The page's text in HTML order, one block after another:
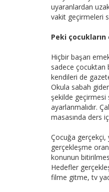
uyaranlardan
vakit geçirmeleri
Peki çocukların
Hiçbir başarı
sadece çocuktan
kendileri de
Okula sabah
şekilde geçirmesi
ayarlanmalıdır.
masasında ders
Çocuğa gerçekçi,
gerçekleşme
konunun
Hedefler
filme gitme, tv